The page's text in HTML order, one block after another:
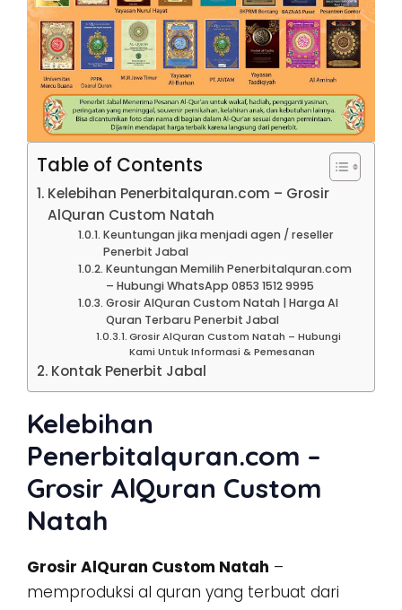
Table of Contents
Kelebihan Penerbitalquran.com – Grosir
AlQuran Custom Natah
Keuntungan jika menjadi agen / reseller
Penerbit Jabal
Keuntungan Memilih Penerbitalquran.com
– Hubungi WhatsApp 0853 1512 9995
Grosir AlQuran Custom Natah | Harga Al
Quran Terbaru Penerbit Jabal
Grosir AlQuran Custom Natah – Hubungi
Kami Untuk Informasi & Pemesanan
Kontak Penerbit Jabal
Kelebihan
Penerbitalquran.com –
Grosir AlQuran Custom
Natah
Grosir AlQuran Custom Natah –
memproduksi al quran yang terbuat dari